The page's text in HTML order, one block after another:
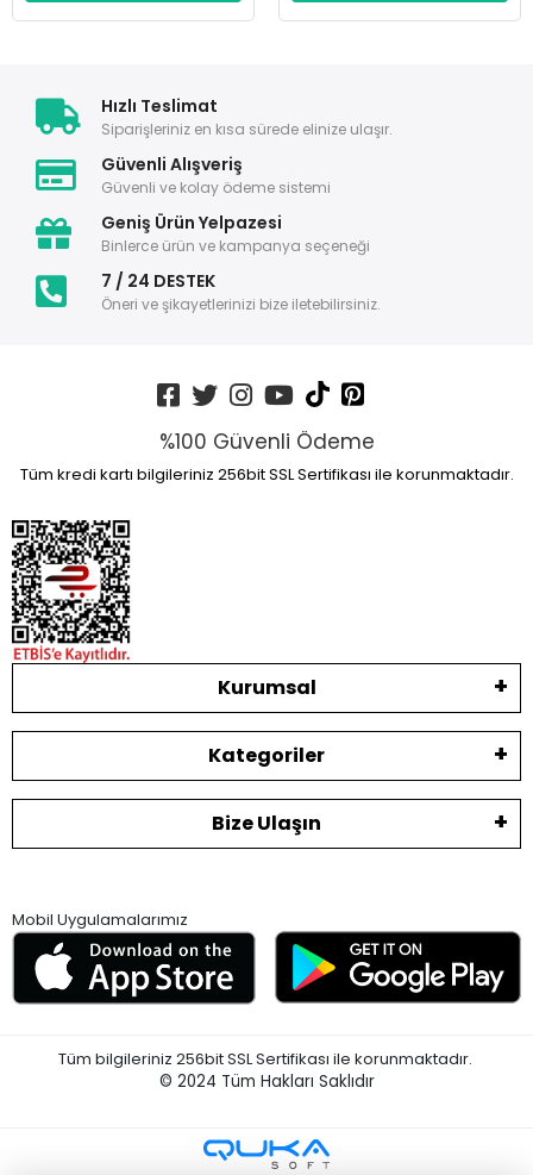
Hızlı Teslimat
Siparişleriniz en kısa sürede elinize ulaşır.
Güvenli Alışveriş
Güvenli ve kolay ödeme sistemi
Geniş Ürün Yelpazesi
Binlerce ürün ve kampanya seçeneği
7 / 24 DESTEK
Öneri ve şikayetlerinizi bize iletebilirsiniz.
%100 Güvenli Ödeme
Tüm kredi kartı bilgileriniz 256bit SSL Sertifikası ile korunmaktadır.
Kurumsal
Kategoriler
Bize Ulaşın
Mobil Uygulamalarımız
Tüm bilgileriniz 256bit SSL Sertifikası ile korunmaktadır.
© 2024 Tüm Hakları Saklıdır